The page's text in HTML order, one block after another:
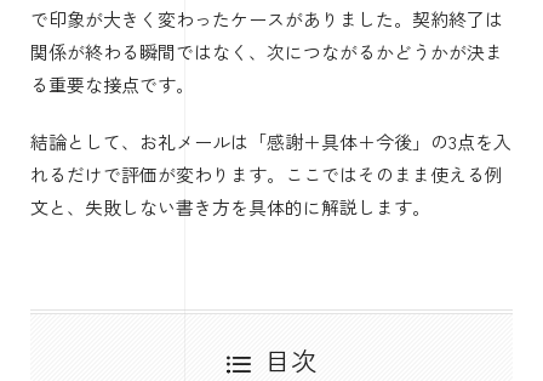
で印象が大きく変わったケースがありました。契約終了は
関係が終わる瞬間ではなく、次につながるかどうかが決ま
る重要な接点です。
結論として、お礼メールは「感謝＋具体＋今後」の3点を入
れるだけで評価が変わります。ここではそのまま使える例
文と、失敗しない書き方を具体的に解説します。
目次